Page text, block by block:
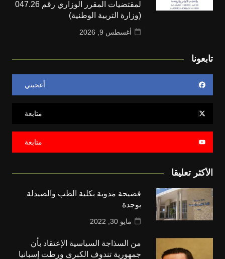
لمقتضیات المقرر الوزاري رقم 047.26
(وزارة التربية الوطنية)
أغسطس 9, 2026
تابعونا
أعجبني
متابعة
متابعة
الأكثر تعليقا
فضيحة مدوية بكلية الطب والصيدلة
بوجدة
مايو 30, 2022
من السذاجة السياسية الإعتقاد بأن
جمهورية تندوف الكبرى ورطت إسبانيا